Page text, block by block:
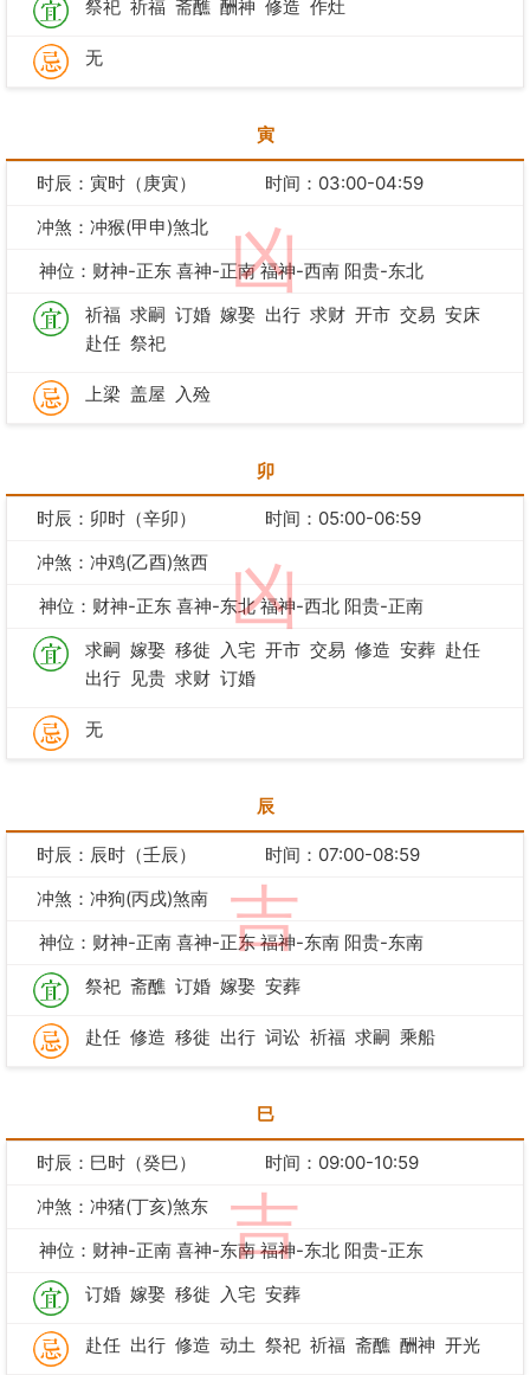
祭祀 祈福 斋醮 酬神 修造 作灶
无
寅
凶
时辰：寅时（庚寅）
时间：03:00-04:59
冲煞：冲猴(甲申)煞北
神位：财神-正东 喜神-正南 福神-西南 阳贵-东北
祈福 求嗣 订婚 嫁娶 出行 求财 开市 交易 安床
赴任 祭祀
上梁 盖屋 入殓
卯
凶
时辰：卯时（辛卯）
时间：05:00-06:59
冲煞：冲鸡(乙酉)煞西
神位：财神-正东 喜神-东北 福神-西北 阳贵-正南
求嗣 嫁娶 移徙 入宅 开市 交易 修造 安葬 赴任
出行 见贵 求财 订婚
无
辰
吉
时辰：辰时（壬辰）
时间：07:00-08:59
冲煞：冲狗(丙戌)煞南
神位：财神-正南 喜神-正东 福神-东南 阳贵-东南
祭祀 斋醮 订婚 嫁娶 安葬
赴任 修造 移徙 出行 词讼 祈福 求嗣 乘船
巳
吉
时辰：巳时（癸巳）
时间：09:00-10:59
冲煞：冲猪(丁亥)煞东
神位：财神-正南 喜神-东南 福神-东北 阳贵-正东
订婚 嫁娶 移徙 入宅 安葬
赴任 出行 修造 动土 祭祀 祈福 斋醮 酬神 开光